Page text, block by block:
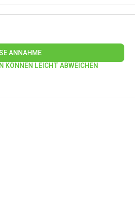
ANNAHME
KÖNNEN LEICHT ABWEICHEN